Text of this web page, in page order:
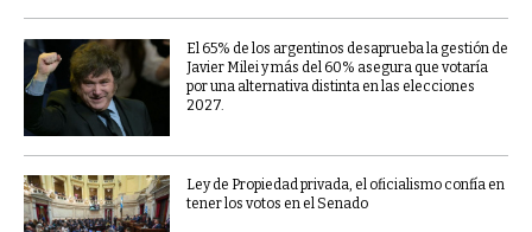
El 65% de los argentinos desaprueba la gestión de
Javier Milei y más del 60% asegura que votaría
por una alternativa distinta en las elecciones
2027.
Ley de Propiedad privada, el oficialismo confía en
tener los votos en el Senado